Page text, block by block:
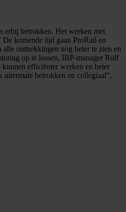
erbij betrokken. Het werken met
De komende tijd gaan ProRail en
onttrekkingen nog beter te zien en
op te lossen. IBP-manager Rolf
efficiënter werken en beter
betrokken en collegiaal”,